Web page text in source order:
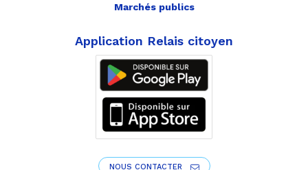
Marchés publics
Application Relais citoyen
NOUS CONTACTER